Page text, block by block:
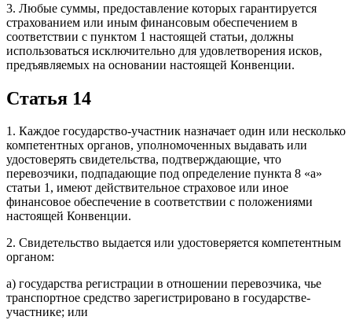
3. Любые суммы, предоставление которых гарантируется
страхованием или иным финансовым обеспечением в
соответствии с пунктом 1 настоящей статьи, должны
использоваться исключительно для удовлетворения исков,
предъявляемых на основании настоящей Конвенции.
Статья 14
1. Каждое государство-участник назначает один или несколько
компетентных органов, уполномоченных выдавать или
удостоверять свидетельства, подтверждающие, что
перевозчики, подпадающие под определение пункта 8 «a»
статьи 1, имеют действительное страховое или иное
финансовое обеспечение в соответствии с положениями
настоящей Конвенции.
2. Свидетельство выдается или удостоверяется компетентным
органом:
a) государства регистрации в отношении перевозчика, чье
транспортное средство зарегистрировано в государстве-
участнике; или